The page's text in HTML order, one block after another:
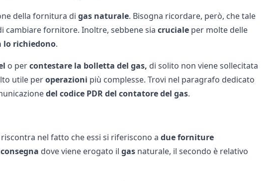
della fornitura di gas naturale. Bisogna ricordare, però, che tale
cambiare fornitore. Inoltre, sebbene sia crucialeper molte delle
lo richiedono.
o percontestare la bolletta del gas, di solito non viene sollecitata
utile peroperazioni più complesse. Trovi nel paragrafo dedicato
del codice PDR del contatore del gas.
nel fatto che essi si riferiscono a due forniture
dove viene erogato il gasnaturale, il secondo è relativo